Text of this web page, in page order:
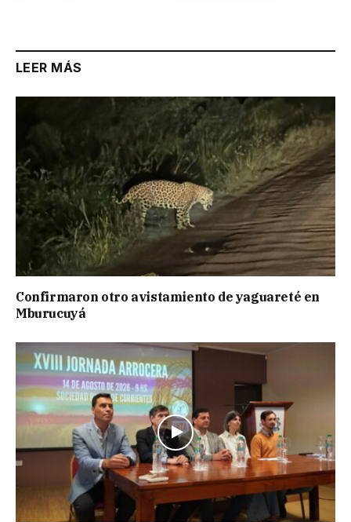
LEER MÁS
Confirmaron otro avistamiento de yaguareté en
Mburucuyá